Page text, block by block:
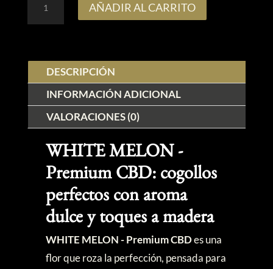
CBD
cantidad
AÑADIR AL CARRITO
DESCRIPCIÓN
INFORMACIÓN ADICIONAL
VALORACIONES (0)
WHITE MELON -
Premium CBD: cogollos
perfectos con aroma
dulce y toques a madera
WHITE MELON - Premium CBDes una
flor que roza la perfección, pensada para